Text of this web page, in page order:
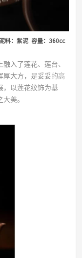
料：紫泥 容量：360cc
入了莲花、莲台、
厚大方，是妥妥的高
，以莲花纹饰为基
美。